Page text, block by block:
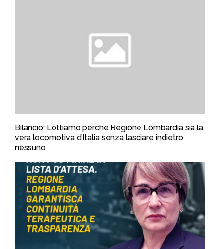
Bilancio: Lottiamo perché Regione Lombardia sia la
vera locomotiva d’Italia senza lasciare indietro
nessuno